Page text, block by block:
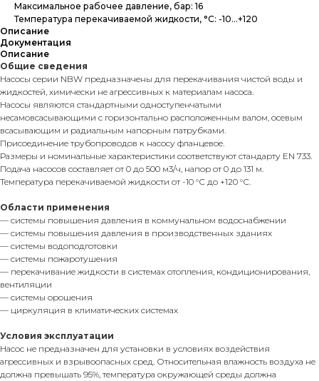
Максимальное рабочее давление, бар: 16
Температура перекачиваемой жидкости, °С: -10...+120
Описание
Документация
Описание
Общие сведения
Насосы серии NBW предназначены для перекачивания чистой воды и
жидкостей, химически не агрессивных к материалам насоса.
Насосы являются стандартными одноступенчатыми
несамовсасывающими с горизонтально расположенным валом, осевым
всасывающим и радиальным напорным патрубками.
Присоединение трубопроводов к насосу фланцевое.
Размеры и номинальные характеристики соответствуют стандарту EN 733.
Подача насосов составляет от 0 до 500 м3/ч, напор от 0 до 131 м.
Температура перекачиваемой жидкости от -10 °С до +120 °С.
Области применения
— системы повышения давления в коммунальном водоснабжении
— системы повышения давления в производственных зданиях
— системы водоподготовки
— системы пожаротушения
— перекачивание жидкости в системах отопления, кондиционирования,
вентиляции
— системы орошения
— циркуляция в климатических системах
Условия эксплуатации
Насос не предназначен для установки в условиях воздействия
агрессивных и взрывоопасных сред. Относительная влажность воздуха не
должна превышать 95%, температура окружающей среды должна